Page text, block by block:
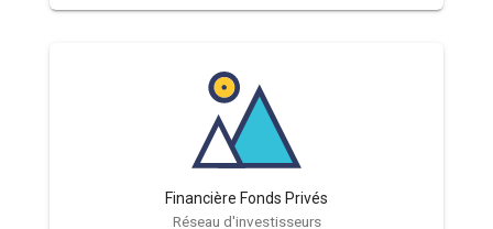
Financière Fonds Privés
Réseau d'investisseurs